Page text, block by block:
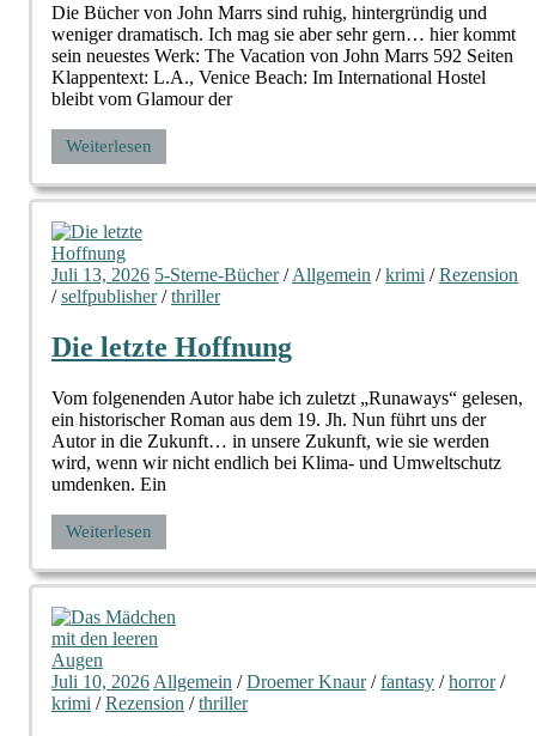
Die Bücher von John Marrs sind ruhig, hintergründig und
weniger dramatisch. Ich mag sie aber sehr gern… hier kommt
sein neuestes Werk: The Vacation von John Marrs 592 Seiten
Klappentext: L.A., Venice Beach: Im International Hostel
bleibt vom Glamour der
Weiterlesen
Juli 13, 2026 5-Sterne-Bücher/Allgemein /krimi /Rezension
/selfpublisher/thriller
Die letzte Hoffnung
Vom folgenenden Autor habe ich zuletzt „Runaways“ gelesen,
ein historischer Roman aus dem 19. Jh. Nun führt uns der
Autor in die Zukunft… in unsere Zukunft, wie sie werden
wird, wenn wir nicht endlich bei Klima- und Umweltschutz
umdenken. Ein
Weiterlesen
Juli 10, 2026 Allgemein /Droemer Knaur/fantasy /horror/
krimi /Rezension /thriller